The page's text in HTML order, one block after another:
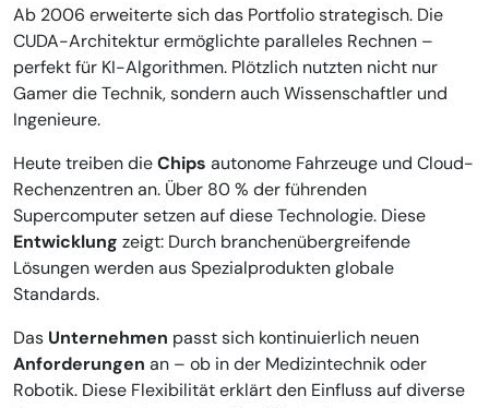
Ab 2006 erweiterte sich das Portfolio strategisch. Die
CUDA-Architektur ermöglichte paralleles Rechnen –
perfekt für KI-Algorithmen. Plötzlich nutzten nicht nur
Gamer die Technik, sondern auch Wissenschaftler und
Ingenieure.
Heute treiben dieChips autonome Fahrzeuge und Cloud-
Rechenzentren an. Über 80 % der führenden
Supercomputer setzen auf diese Technologie. Diese
Entwicklung zeigt: Durch branchenübergreifende
Lösungen werden aus Spezialprodukten globale
Standards.
Das Unternehmen passt sich kontinuierlich neuen
Anforderungen an – ob in der Medizintechnik oder
Robotik. Diese Flexibilität erklärt den Einfluss auf diverse